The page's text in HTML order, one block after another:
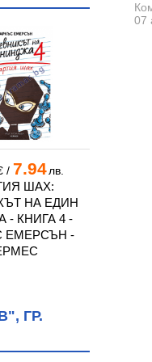
/ 7.94 лв.
ШАХ:
НА ЕДИН
- КНИГА 4 -
ЕМЕРСЪН -
ГР.
07